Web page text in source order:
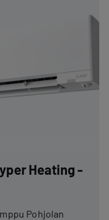
Heating -
Pohjolan